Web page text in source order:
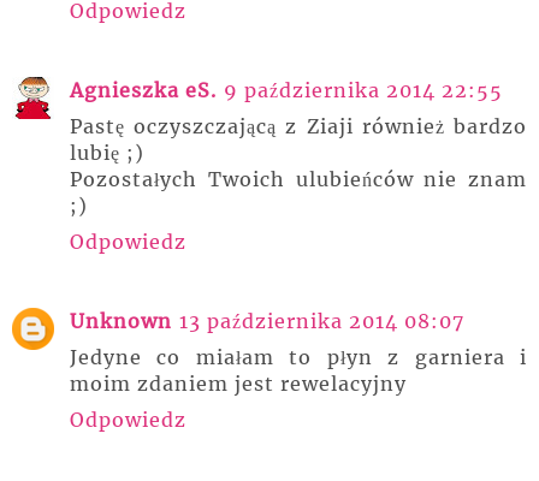
Odpowiedz
Agnieszka eS. 9 października 2014 22:55
Pastę oczyszczającą z Ziaji również bardzo
lubię ;)
Pozostałych Twoich ulubieńców nie znam
;)
Odpowiedz
Unknown 13 października 2014 08:07
Jedyne co miałam to płyn z garniera i
moim zdaniem jest rewelacyjny
Odpowiedz